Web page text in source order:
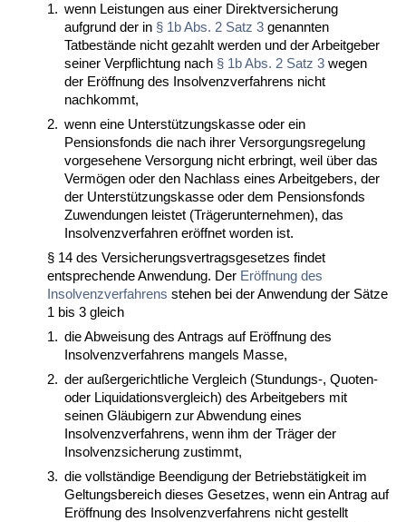
1. wenn Leistungen aus einer Direktversicherung
aufgrund der in § 1b Abs. 2 Satz 3 genannten
Tatbestände nicht gezahlt werden und der Arbeitgeber
seiner Verpflichtung nach § 1b Abs. 2 Satz 3 wegen
der Eröffnung des Insolvenzverfahrens nicht
nachkommt,
2. wenn eine Unterstützungskasse oder ein
Pensionsfonds die nach ihrer Versorgungsregelung
vorgesehene Versorgung nicht erbringt, weil über das
Vermögen oder den Nachlass eines Arbeitgebers, der
der Unterstützungskasse oder dem Pensionsfonds
Zuwendungen leistet (Trägerunternehmen), das
Insolvenzverfahren eröffnet worden ist.
§ 14 des Versicherungsvertragsgesetzes findet
entsprechende Anwendung. Der Eröffnung des
Insolvenzverfahrens stehen bei der Anwendung der Sätze
1 bis 3 gleich
1. die Abweisung des Antrags auf Eröffnung des
Insolvenzverfahrens mangels Masse,
2. der außergerichtliche Vergleich (Stundungs-, Quoten-
oder Liquidationsvergleich) des Arbeitgebers mit
seinen Gläubigern zur Abwendung eines
Insolvenzverfahrens, wenn ihm der Träger der
Insolvenzsicherung zustimmt,
3. die vollständige Beendigung der Betriebstätigkeit im
Geltungsbereich dieses Gesetzes, wenn ein Antrag auf
Eröffnung des Insolvenzverfahrens nicht gestellt